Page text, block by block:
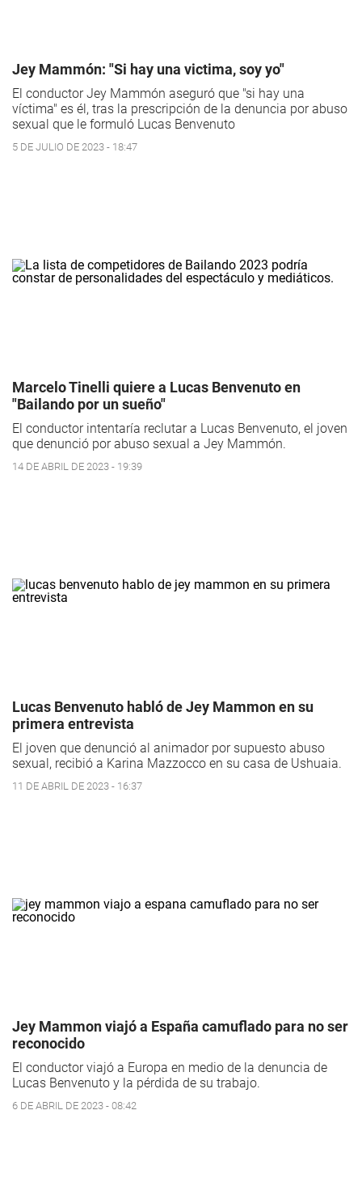
Jey Mammón: "Si hay una victima, soy yo"
El conductor Jey Mammón aseguró que "si hay una
víctima" es él, tras la prescripción de la denuncia por abuso
sexual que le formuló Lucas Benvenuto
5 DE JULIO DE 2023 - 18:47
Marcelo Tinelli quiere a Lucas Benvenuto en
"Bailando por un sueño"
El conductor intentaría reclutar a Lucas Benvenuto, el joven
que denunció por abuso sexual a Jey Mammón.
14 DE ABRIL DE 2023 - 19:39
Lucas Benvenuto habló de Jey Mammon en su
primera entrevista
El joven que denunció al animador por supuesto abuso
sexual, recibió a Karina Mazzocco en su casa de Ushuaia.
11 DE ABRIL DE 2023 - 16:37
Jey Mammon viajó a España camuflado para no ser
reconocido
El conductor viajó a Europa en medio de la denuncia de
Lucas Benvenuto y la pérdida de su trabajo.
6 DE ABRIL DE 2023 - 08:42